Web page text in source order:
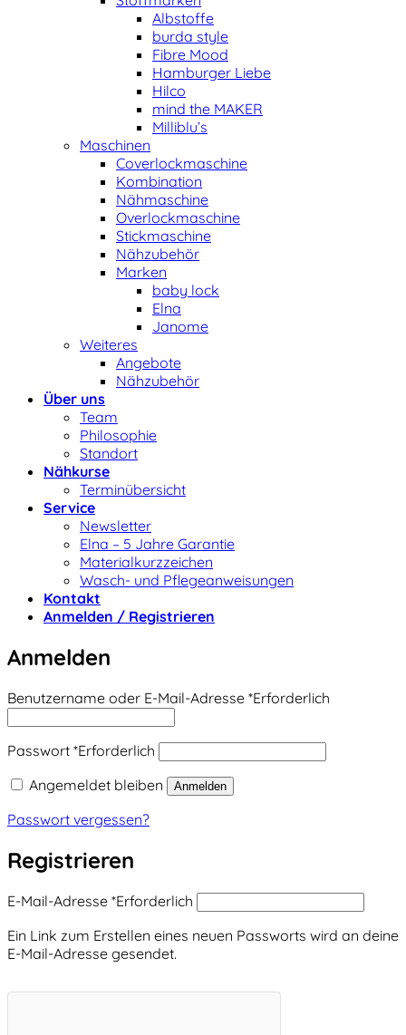
Albstoffe
burda style
Fibre Mood
Hamburger Liebe
Hilco
mind the MAKER
Milliblu’s
Maschinen
Coverlockmaschine
Kombination
Nähmaschine
Overlockmaschine
Stickmaschine
Nähzubehör
Marken
baby lock
Elna
Janome
Weiteres
Angebote
Nähzubehör
Über uns
Team
Philosophie
Standort
Nähkurse
Terminübersicht
Service
Newsletter
Elna – 5 Jahre Garantie
Materialkurzzeichen
Wasch- und Pflegeanweisungen
Kontakt
Anmelden / Registrieren
Anmelden
Benutzername oder E-Mail-Adresse *Erforderlich
Passwort *Erforderlich
Angemeldet bleiben
Anmelden
Passwort vergessen?
Registrieren
E-Mail-Adresse *Erforderlich
Ein Link zum Erstellen eines neuen Passworts wird an deine
E-Mail-Adresse gesendet.